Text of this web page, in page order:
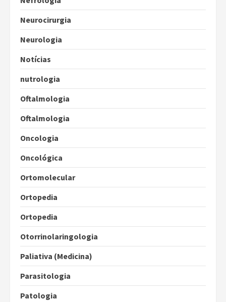
Neurocirurgia
Neurologia
Notícias
nutrologia
Oftalmologia
Oftalmologia
Oncologia
Oncológica
Ortomolecular
Ortopedia
Ortopedia
Otorrinolaringologia
Paliativa (Medicina)
Parasitologia
Patologia